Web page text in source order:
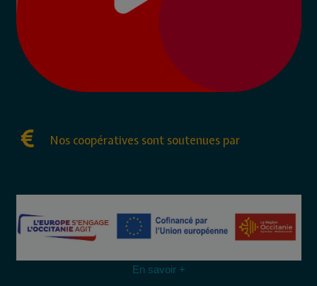
Nos coopératives sont soutenues par
En savoir +